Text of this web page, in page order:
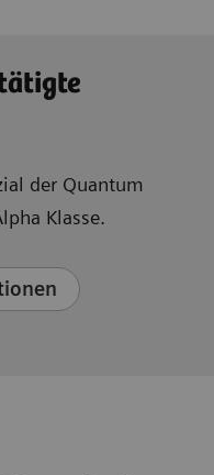
der Quantum
Klasse.